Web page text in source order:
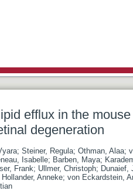
pigment epithelium
efflux in the
degeneration
; Steiner, Regula; Othman, Alaa;
Isabelle; Barben, Maya;
Frank; Ullmer, Christoph; Dunaief,
Hollander, Anneke; von Eckardstein,